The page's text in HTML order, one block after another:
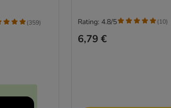
(359)
6,79 €
Rating: 4.8/5 (10)